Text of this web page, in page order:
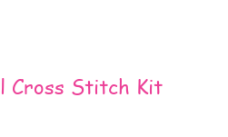
Cross Stitch Kit